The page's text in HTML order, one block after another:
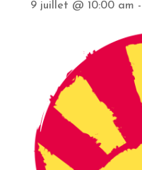
Partenaires
9 juillet @ 10:00 am -